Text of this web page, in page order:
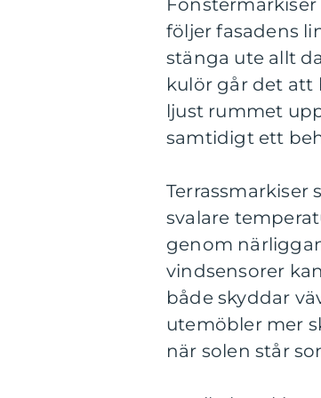
följer fasadens
stänga ute allt
kulör går det att
ljust rummet
samtidigt ett
Terrassmarkiser
svalare
genom
vindsensorer
både skyddar
utemöbler mer
när solen står